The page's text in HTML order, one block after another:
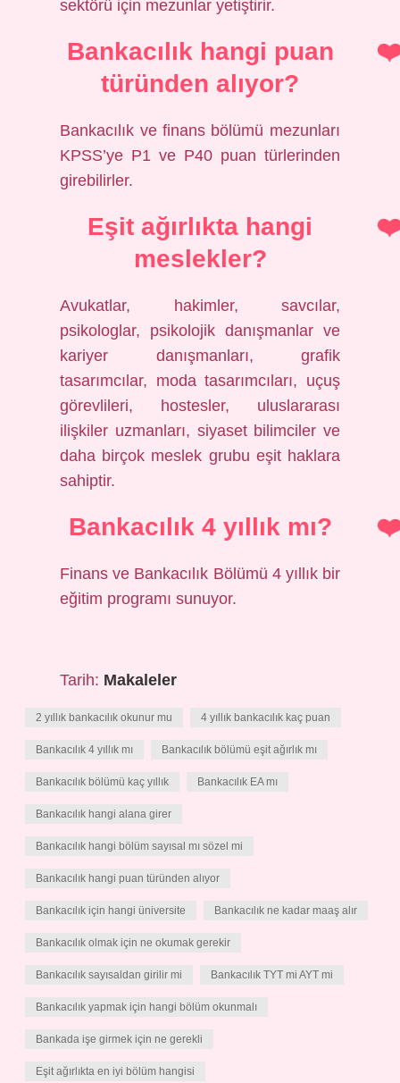
sektörü için mezunlar yetiştirir.
Bankacılık hangi puan
türünden alıyor?
Bankacılık ve finans bölümü mezunları
KPSS’ye P1 ve P40 puan türlerinden
girebilirler.
Eşit ağırlıkta hangi
meslekler?
Avukatlar, hakimler, savcılar,
psikologlar, psikolojik danışmanlar ve
kariyer danışmanları, grafik
tasarımcılar, moda tasarımcıları, uçuş
görevlileri, hostesler, uluslararası
ilişkiler uzmanları, siyaset bilimciler ve
daha birçok meslek grubu eşit haklara
sahiptir.
Bankacılık 4 yıllık mı?
Finans ve Bankacılık Bölümü 4 yıllık bir
eğitim programı sunuyor.
Tarih: Makaleler
2 yıllık bankacılık okunur mu 4 yıllık bankacılık kaç puan
Bankacılık 4 yıllık mı Bankacılık bölümü eşit ağırlık mı
Bankacılık bölümü kaç yıllık Bankacılık EA mı
Bankacılık hangi alana girer
Bankacılık hangi bölüm sayısal mı sözel mi
Bankacılık hangi puan türünden alıyor
Bankacılık için hangi üniversite Bankacılık ne kadar maaş alır
Bankacılık olmak için ne okumak gerekir
Bankacılık sayısaldan girilir mi Bankacılık TYT mi AYT mi
Bankacılık yapmak için hangi bölüm okunmalı
Bankada işe girmek için ne gerekli
Eşit ağırlıkta en iyi bölüm hangisi